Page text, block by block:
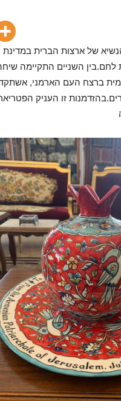
של ארצות הברית במדינת
לחם.בין השניים התקיימה
זו העניק